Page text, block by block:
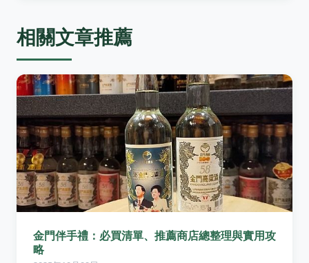
相關文章推薦
金門伴手禮：必買清單、推薦商店總整理與實用攻
略